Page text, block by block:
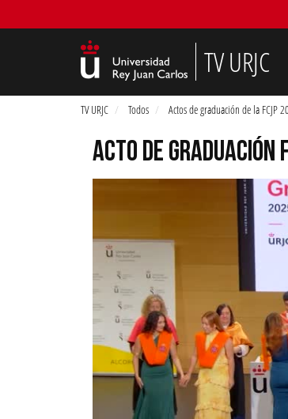
TV URJC
TV URJC Todos Actos de graduación de la FCJP
ACTO DE GRADUACIÓN